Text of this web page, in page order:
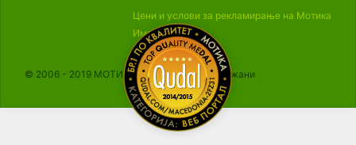
Цени и услови за рекламирање на Мотика
Импресум
© 2006 - 2019 МОТИКА, Сите права се задржани